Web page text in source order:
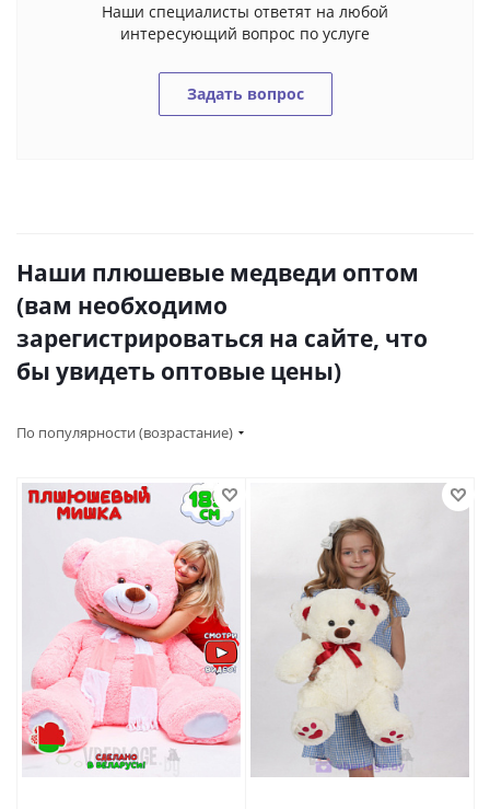
Наши специалисты ответят на любой
интересующий вопрос по услуге
Задать вопрос
Наши плюшевые медведи оптом
(вам необходимо
зарегистрироваться на сайте, что
бы увидеть оптовые цены)
По популярности (возрастание)